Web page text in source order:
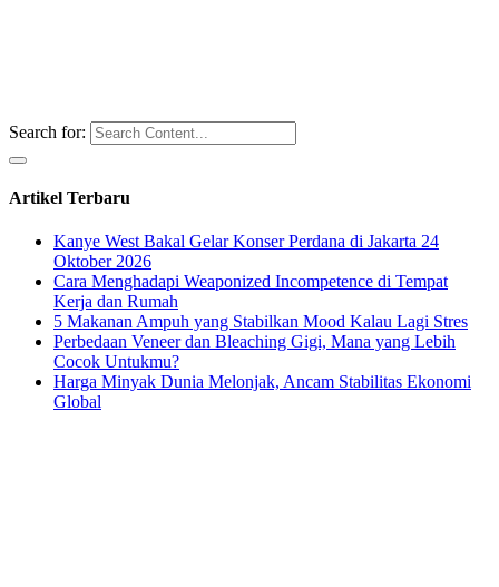
Search for:
Artikel Terbaru
Kanye West Bakal Gelar Konser Perdana di Jakarta 24
Oktober 2026
Cara Menghadapi Weaponized Incompetence di Tempat
Kerja dan Rumah
5 Makanan Ampuh yang Stabilkan Mood Kalau Lagi Stres
Perbedaan Veneer dan Bleaching Gigi, Mana yang Lebih
Cocok Untukmu?
Harga Minyak Dunia Melonjak, Ancam Stabilitas Ekonomi
Global